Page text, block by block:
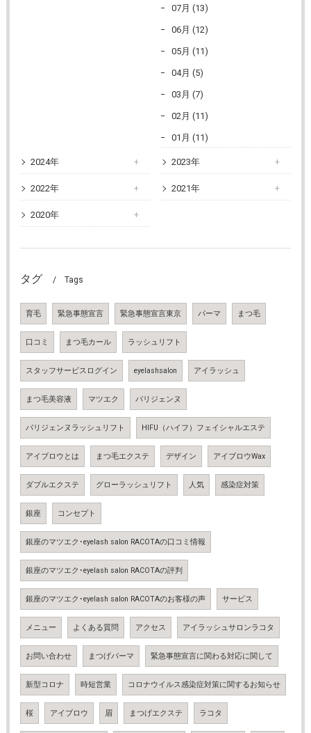
07月 (13)
06月 (12)
05月 (11)
04月 (5)
03月 (7)
02月 (11)
01月 (11)
2024年 2023年
2022年 2021年
2020年
タグ Tags
育毛 緊急事態宣言 緊急事態宣言東京 パーマ まつ毛
口コミ まつ毛カール ラッシュリフト
スタッフサービスログイン eyelashsalon アイラッシュ
まつ毛美容液 マツエク パリジェンヌ
パリジェンヌラッシュリフト HIFU（ハイフ）フェイシャルエステ
アイブロウとは まつ毛エクステ デザイン アイブロウWax
ダブルエクステ グローラッシュリフト 人気 感染症対策
銀座 コンセプト
銀座のマツエク･eyelash salon RACOTAの口コミ情報
銀座のマツエク･eyelash salon RACOTAの評判
銀座のマツエク･eyelash salon RACOTAのお客様の声 サービス
メニュー よくある質問 アクセス アイラッシュサロンラコタ
お問い合わせ まつげパーマ 緊急事態宣言に関わる対応に関して
新型コロナ 時短営業 コロナウイルス感染症対策に関するお知らせ
桜 アイブロウ 眉 まつげエクステ ラコタ